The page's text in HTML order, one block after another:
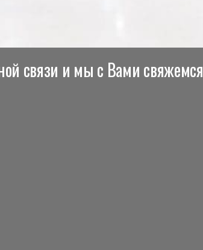
связи и мы с Вами свяжемся